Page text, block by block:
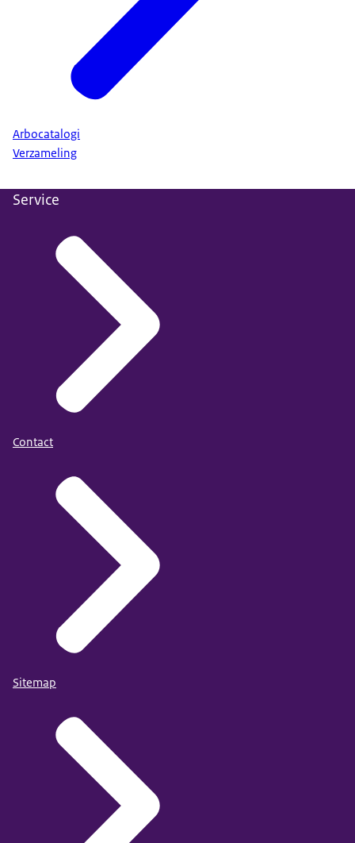
Arbocatalogi
Verzameling
Service
Contact
Sitemap